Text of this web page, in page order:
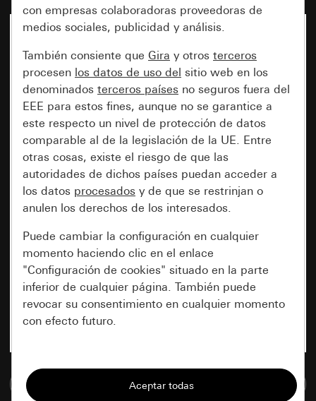
Ir a la base de datos de medios
con empresas colaboradoras proveedoras de
medios sociales, publicidad y análisis.
También consiente que Gira y otros terceros
procesen los datos de uso del sitio web en los
denominados terceros países no seguros fuera del
EEE para estos fines, aunque no se garantice a
este respecto un nivel de protección de datos
comparable al de la legislación de la UE. Entre
otras cosas, existe el riesgo de que las
autoridades de dichos países puedan acceder a
los datos procesados y de que se restrinjan o
anulen los derechos de los interesados.
Puede cambiar la configuración en cualquier
momento haciendo clic en el enlace
"Configuración de cookies" situado en la parte
inferior de cualquier página. También puede
revocar su consentimiento en cualquier momento
con efecto futuro.
Todas las cookies que necesitamos para